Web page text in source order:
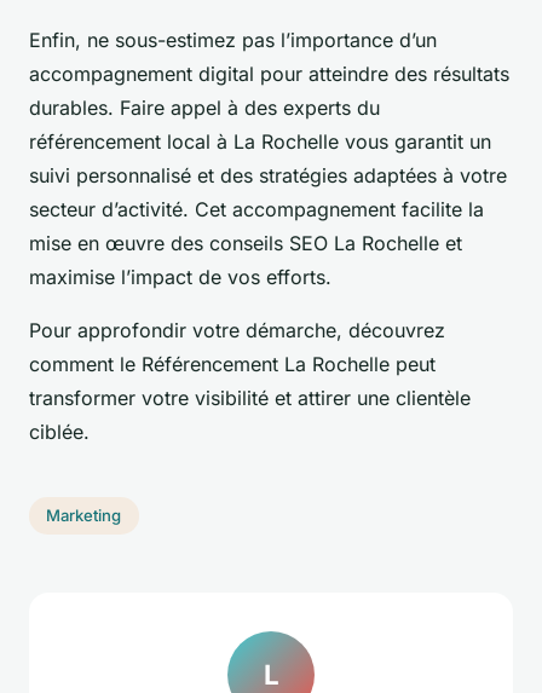
Enfin, ne sous-estimez pas l’importance d’un
accompagnement digital pour atteindre des résultats
durables. Faire appel à des experts du
référencement local à La Rochelle vous garantit un
suivi personnalisé et des stratégies adaptées à votre
secteur d’activité. Cet accompagnement facilite la
mise en œuvre des conseils SEO La Rochelle et
maximise l’impact de vos efforts.
Pour approfondir votre démarche, découvrez
comment le Référencement La Rochelle peut
transformer votre visibilité et attirer une clientèle
ciblée.
Marketing
L